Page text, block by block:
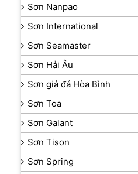
Sơn Nanpao
Sơn International
Sơn Seamaster
Sơn Hải Âu
Sơn giả đá Hòa Bình
Sơn Toa
Sơn Galant
Sơn Tison
Sơn Spring